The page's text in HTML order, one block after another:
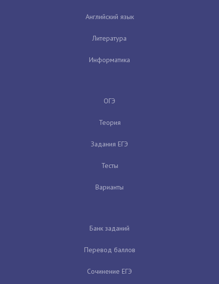
Английский язык
Литература
Информатика
ОГЭ
Теория
Задания ЕГЭ
Тесты
Варианты
Банк заданий
Перевод баллов
Сочинение ЕГЭ